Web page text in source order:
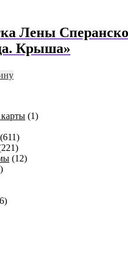
Лены
Крыша»
(1)
(611)
(12)